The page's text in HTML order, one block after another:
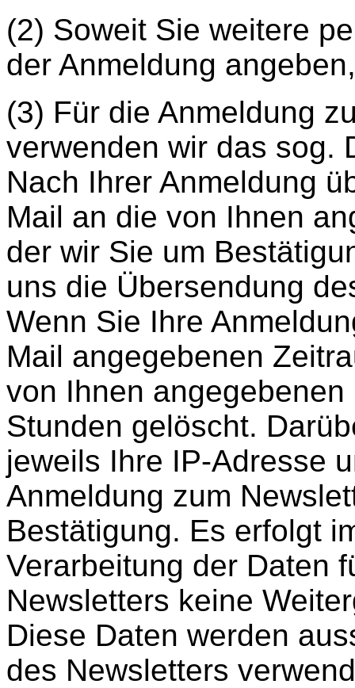
(2) Soweit Sie weitere
der Anmeldung
(3) Für die Anmeldung
verwenden wir das sog.
Nach Ihrer Anmeldung
Mail an die von Ihnen
der wir Sie um
uns die Übersendung
Wenn Sie Ihre
Mail angegebenen
von Ihnen
Stunden gelöscht.
jeweils Ihre IP-Adresse
Anmeldung zum
Bestätigung. Es erfolgt
Verarbeitung der Daten
Newsletters keine
Diese Daten werden
des Newsletters